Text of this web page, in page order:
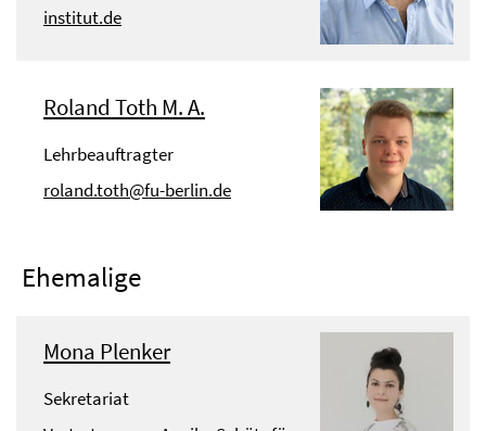
institut.de
Roland Toth M. A.
Lehrbeauftragter
roland.toth@fu-berlin.de
Ehemalige
Mona Plenker
Sekretariat